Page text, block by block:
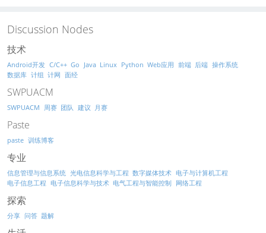
Discussion Nodes
技术
Android开发 C/C++ Go Java Linux Python Web应用 前端 后端 操作系统
数据库 计组 计网 面经
SWPUACM
SWPUACM 周赛 团队 建议 月赛
Paste
paste 训练博客
专业
信息管理与信息系统 光电信息科学与工程 数字媒体技术 电子与计算机工程
电子信息工程 电子信息科学与技术 电气工程与智能控制 网络工程
探索
分享 问答 题解